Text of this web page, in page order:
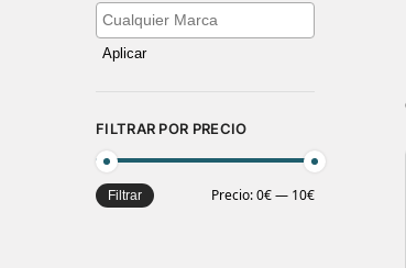
Aplicar
FILTRAR POR PRECIO
Filtrar Precio:0€— 10€